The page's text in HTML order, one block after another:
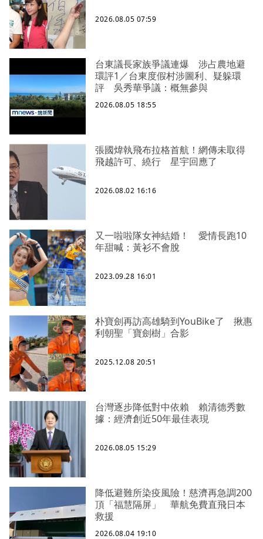
2026.08.05 07:59
台東議長家族爭議連爆 涉占農地避
環評1／台東度假村涉圖利、疑躲環
評 吳秀華爭議：概無參與
2026.08.05 18:55
張國煒執飛布拉格首航！網傳未取得
飛越許可、繞行 星宇回應了
2026.08.02 16:16
又一啦啦隊女神結婚！ 愛情長跑10
年甜喊：黃衫不會脫
2023.09.28 16:01
朴寶劍再訪高雄騎到YouBike了 揪惠
利朝聖「寶劍樹」合影
2025.12.08 20:51
台灣逐步降低對中依賴 賴清德秀數
據：經濟創近50年最佳表現
2026.08.05 15:29
降低避難所染疫風險！慈濟再急調200
頂「福慧隔屏」 華航免費直飛日本
救援
2026.08.04 19:10